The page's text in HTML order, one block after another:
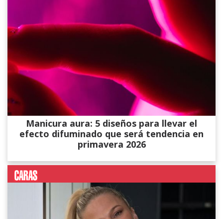
Manicura aura: 5 diseños para llevar el
efecto difuminado que será tendencia en
primavera 2026